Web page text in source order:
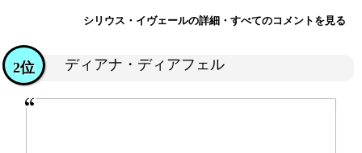
シリウス・イヴェールの詳細・すべてのコメントを見る
ディアナ・ディアフェル
2位